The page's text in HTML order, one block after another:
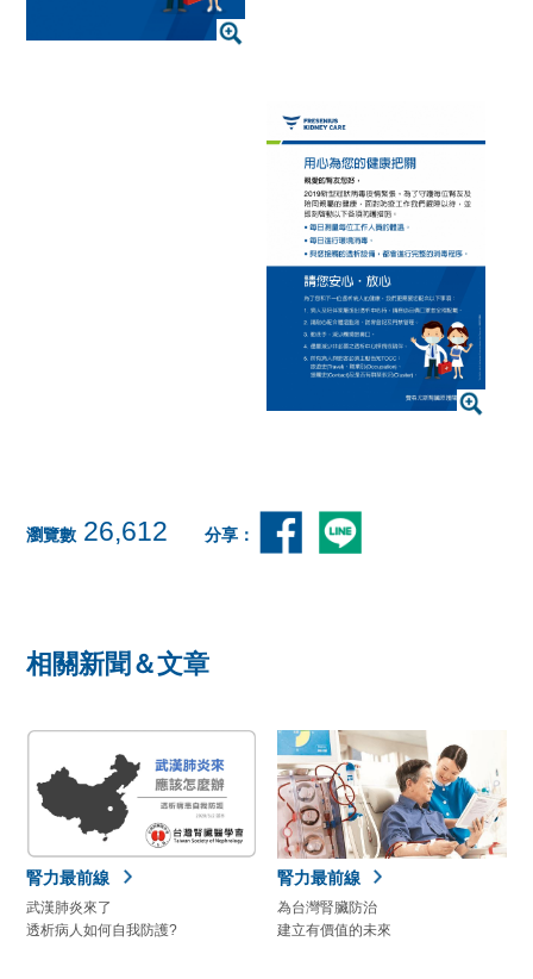
瀏覽數 26,612 分享：
相關新聞＆文章
腎力最前線
武漢肺炎來了
透析病人如何自我防護?
腎力最前線
為台灣腎臟防治
建立有價值的未來